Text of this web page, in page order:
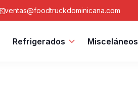
ventas@foodtruckdominicana.com
Refrigerados Misceláneos